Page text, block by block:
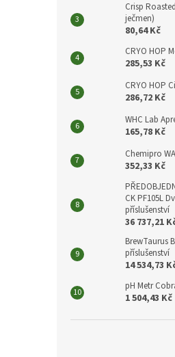
Crisp
ječmen)
80,64 Kč
CRYO HOP
285,53 Kč
CRYO HOP
286,72 Kč
WHC Lab
165,78 Kč
Chemipro
352,33 Kč
CK PF105L
příslušenství
36 737,21
BrewTaurus
příslušenství
14 534,73
pH Metr
1 504,43 Kč